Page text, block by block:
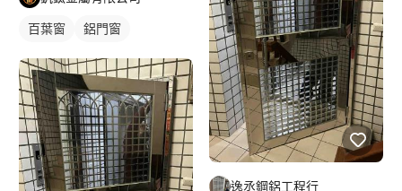
百葉窗 鋁門窗
逸丞鋼鋁工程行